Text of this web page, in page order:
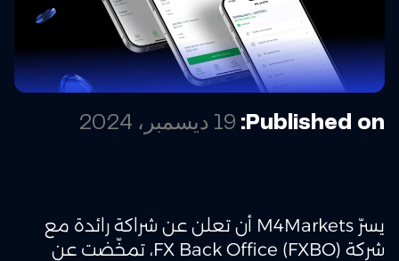
Published on: 19 ديسمبر، 2024
يسرّ M4Markets أن تعلن عن شراكة رائدة مع
شركة FX Back Office (FXBO)، تمخّضت عن